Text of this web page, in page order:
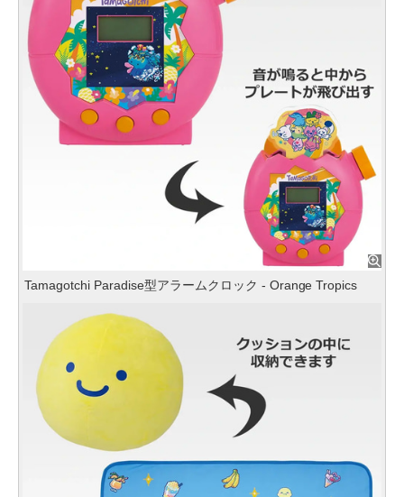
Tamagotchi Paradise型アラームクロック - Orange Tropics